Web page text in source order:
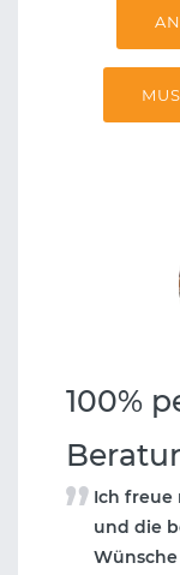
100%
Ich freue
und die